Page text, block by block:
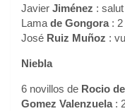
Javier Jiménez :
Lama de Gongora: 2
José Ruiz Muñoz :
Niebla
6 novillos de Rocio
Gomez Valenzuela: